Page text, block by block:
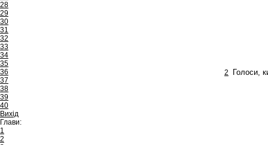
28
29
30
31
32
33
34
35
36
37
38
39
40
Вихід
Глави:
1
2
2 Голоси,